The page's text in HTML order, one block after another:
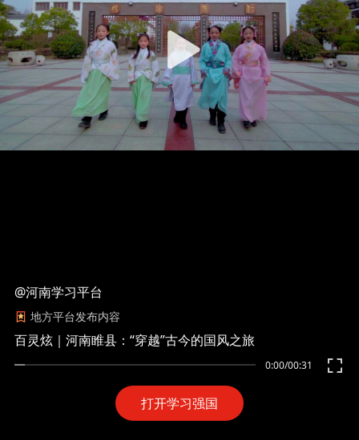
打开学习强国
0:00/00:31
@河南学习平台
地方平台发布内容
百灵炫｜河南睢县：“穿越”古今的国风之旅